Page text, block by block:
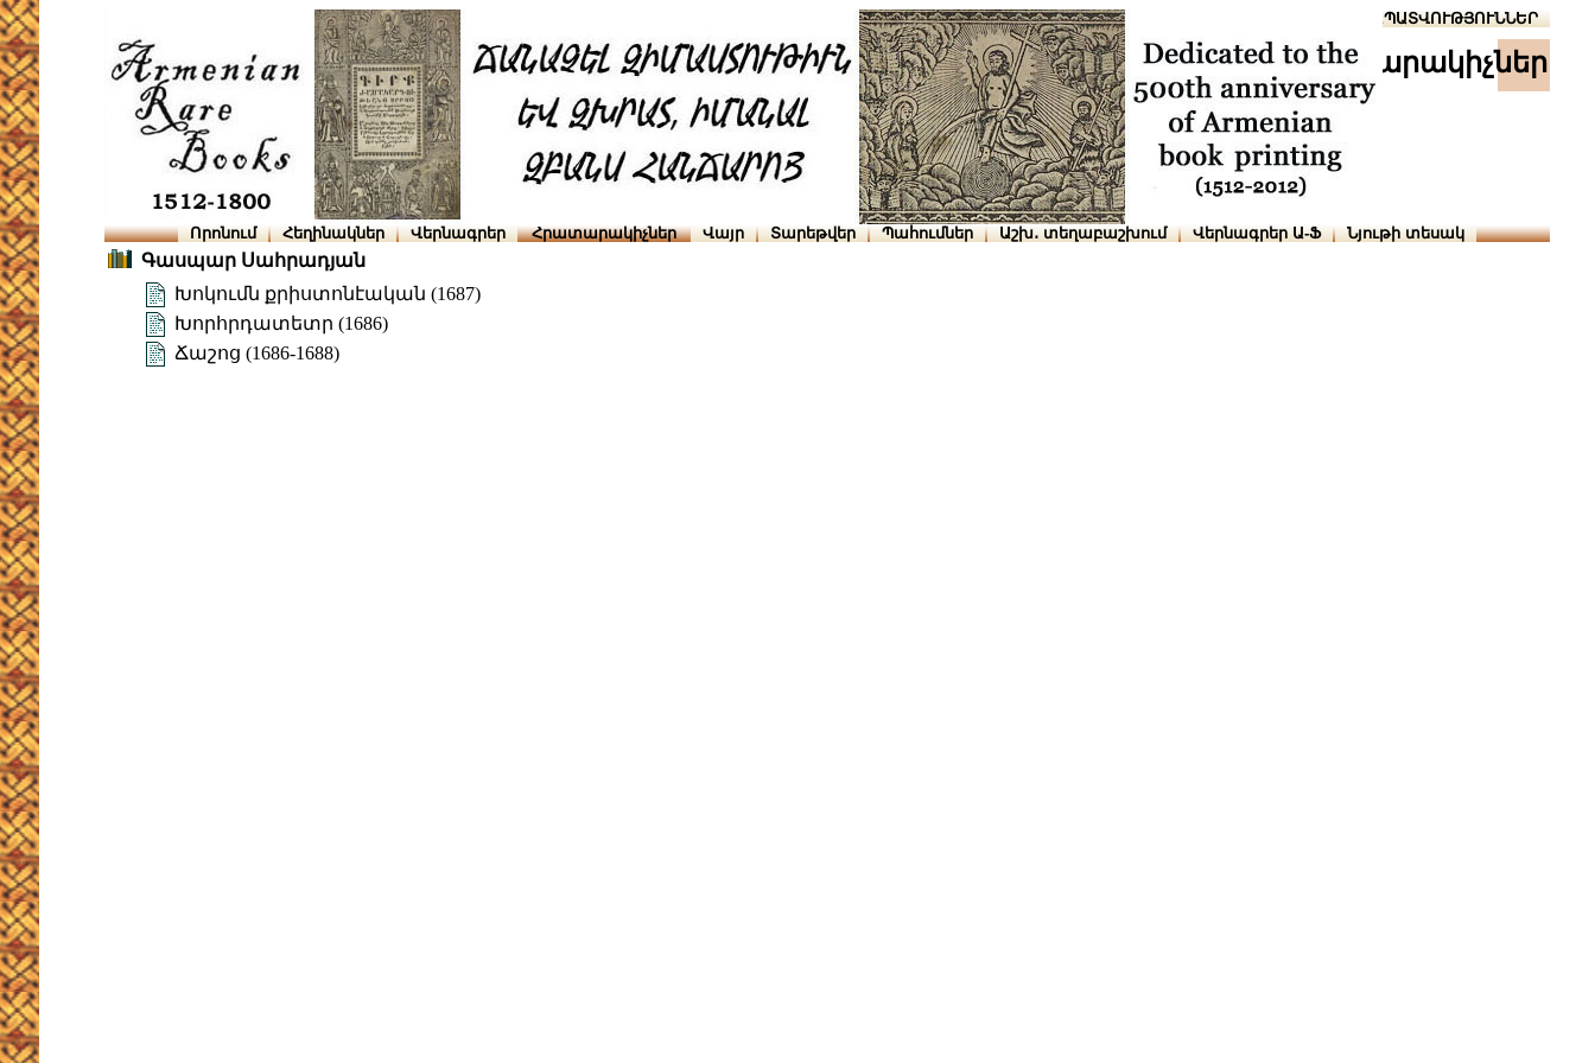
ՆԱԽԱՊԱՏՎՈՒԹՅՈՒՆՆԵՐ
հրատարակիչներ
Որոնում Հեղինակներ Վերնագրեր Հրատարակիչներ Վայր Տարեթվեր Պահումներ Աշխ․ տեղաբաշխում Վերնագրեր Ա-Ֆ Նյութի տեսակ
Գասպար Սահրադյան
Խոկումն քրիստոնէական (1687)
Խորհրդատետր (1686)
Ճաշոց (1686-1688)